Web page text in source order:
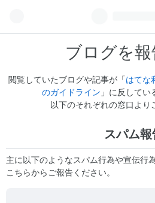
ブログを報
閲覧していたブログや記事が「はてな
のガイドライン 」に反してい
以下のそれぞれの窓口より
スパム報
主に以下のようなスパム行為や宣伝行
こちらからご報告ください。